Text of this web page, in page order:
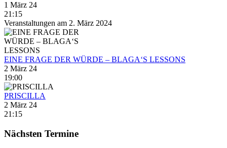
1 März 24
21:15
Veranstaltungen am 2. März 2024
EINE FRAGE DER WÜRDE – BLAGA‘S LESSONS
2 März 24
19:00
PRISCILLA
2 März 24
21:15
Nächsten Termine